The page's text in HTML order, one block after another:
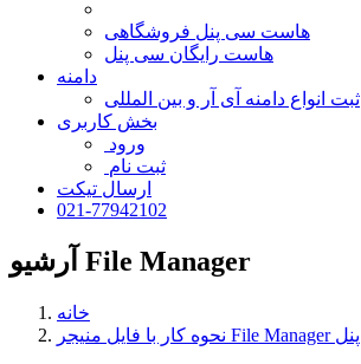
هاست سی پنل فروشگاهی
هاست رایگان سی پنل
دامنه
ثبت انواع دامنه آی آر و بین المللی
بخش کاربری
ورود
ثبت نام
ارسال تیکت
021-77942102
آرشیو File Manager
خانه